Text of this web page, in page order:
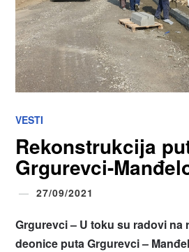
VESTI
Rekonstrukcija
Grgurevci-
27/09/2021
Grgurevci – U toku su radovi na
deonice puta Grgurevci –